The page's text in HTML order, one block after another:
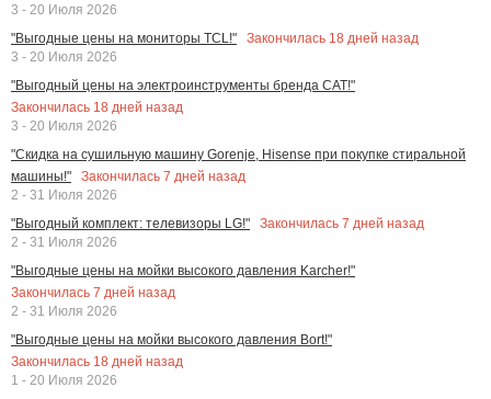
3 - 20 Июля 2026
"Выгодные цены на мониторы TCL!"
Закончилась 18 дней назад
3 - 20 Июля 2026
"Выгодный цены на электроинструменты бренда CAT!"
Закончилась 18 дней назад
3 - 20 Июля 2026
"Скидка на сушильную машину Gorenje, Hisense при покупке стиральной
машины!"
Закончилась 7 дней назад
2 - 31 Июля 2026
"Выгодный комплект: телевизоры LG!"
Закончилась 7 дней назад
2 - 31 Июля 2026
"Выгодные цены на мойки высокого давления Karcher!"
Закончилась 7 дней назад
2 - 31 Июля 2026
"Выгодные цены на мойки высокого давления Bort!"
Закончилась 18 дней назад
1 - 20 Июля 2026